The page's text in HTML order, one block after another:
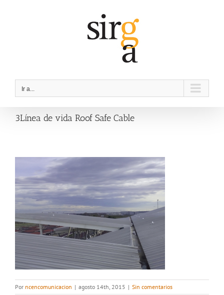
Ir a...
3Línea de vida Roof Safe Cable
Por ncencomunicacion | agosto 14th, 2015 | Sin comentarios